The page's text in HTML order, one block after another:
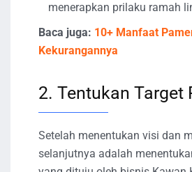
menerapkan prilaku ramah
Baca juga: 10+ Manfaat
Kekurangannya
2. Tentukan Target
Setelah menentukan visi dan
selanjutnya adalah